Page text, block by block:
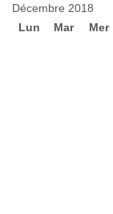
Décembre 2018
Lun
Mar Mer